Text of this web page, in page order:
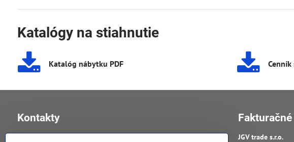
Katalógy na stiahnutie
Katalóg nábytku PDF
Kontakty
JGV trade s​.r​.o​.